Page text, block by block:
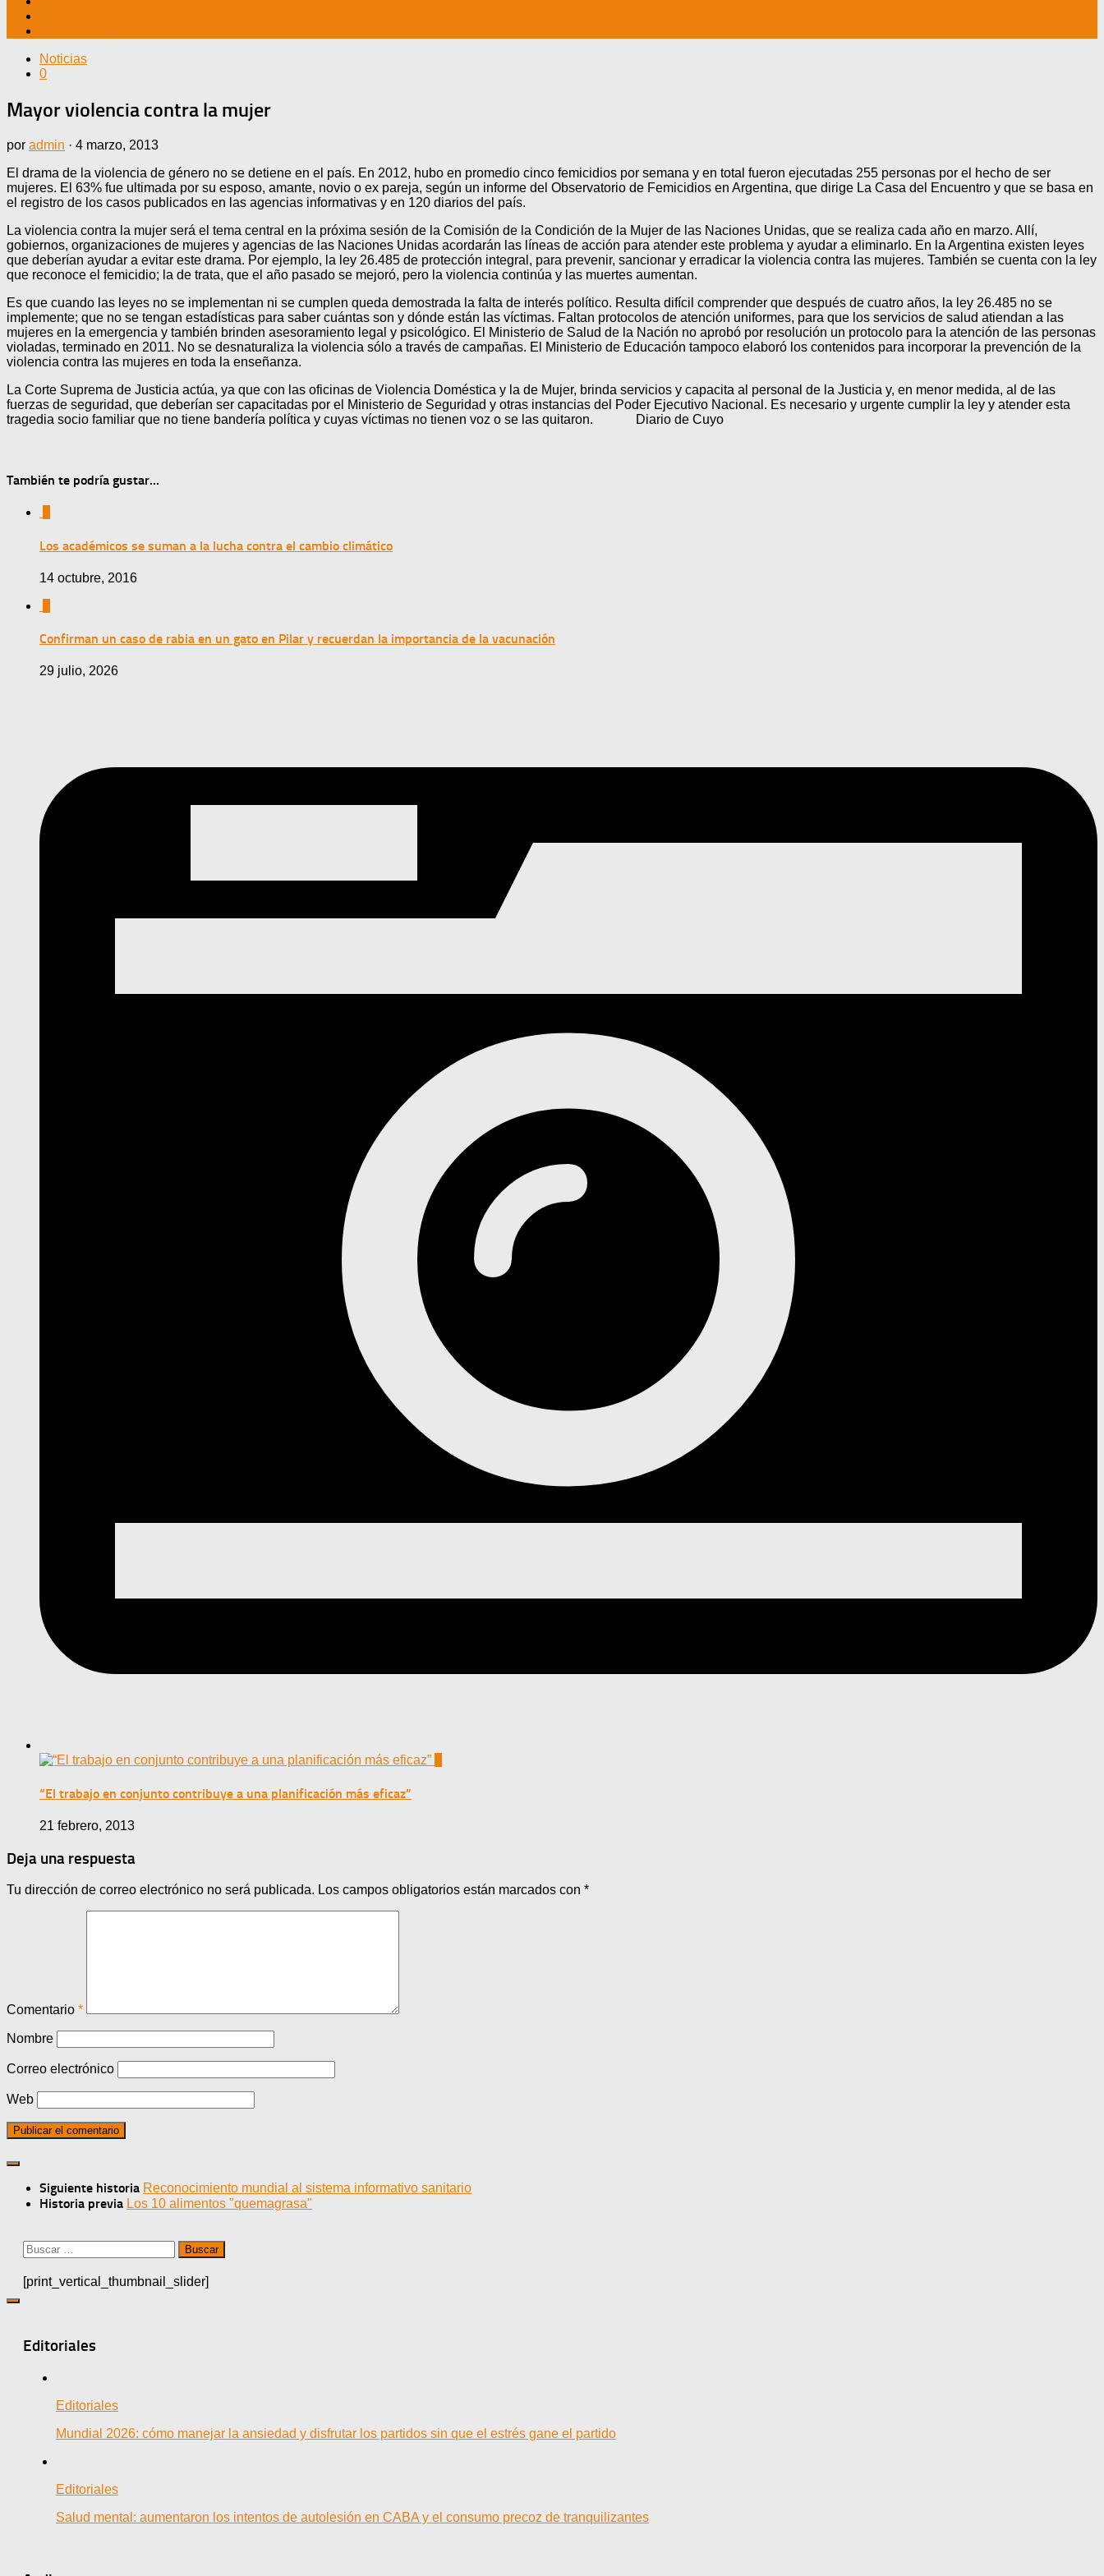
Noticias
0
Mayor violencia contra la mujer
por admin · 4 marzo, 2013
El drama de la violencia de género no se detiene en el país. En 2012, hubo en promedio cinco femicidios por semana y en total fueron ejecutadas 255 personas por el hecho de ser
mujeres. El 63% fue ultimada por su esposo, amante, novio o ex pareja, según un informe del Observatorio de Femicidios en Argentina, que dirige La Casa del Encuentro y que se basa en
el registro de los casos publicados en las agencias informativas y en 120 diarios del país.
La violencia contra la mujer será el tema central en la próxima sesión de la Comisión de la Condición de la Mujer de las Naciones Unidas, que se realiza cada año en marzo. Allí,
gobiernos, organizaciones de mujeres y agencias de las Naciones Unidas acordarán las líneas de acción para atender este problema y ayudar a eliminarlo. En la Argentina existen leyes
que deberían ayudar a evitar este drama. Por ejemplo, la ley 26.485 de protección integral, para prevenir, sancionar y erradicar la violencia contra las mujeres. También se cuenta con la ley
que reconoce el femicidio; la de trata, que el año pasado se mejoró, pero la violencia continúa y las muertes aumentan.
Es que cuando las leyes no se implementan ni se cumplen queda demostrada la falta de interés político. Resulta difícil comprender que después de cuatro años, la ley 26.485 no se
implemente; que no se tengan estadísticas para saber cuántas son y dónde están las víctimas. Faltan protocolos de atención uniformes, para que los servicios de salud atiendan a las
mujeres en la emergencia y también brinden asesoramiento legal y psicológico. El Ministerio de Salud de la Nación no aprobó por resolución un protocolo para la atención de las personas
violadas, terminado en 2011. No se desnaturaliza la violencia sólo a través de campañas. El Ministerio de Educación tampoco elaboró los contenidos para incorporar la prevención de la
violencia contra las mujeres en toda la enseñanza.
La Corte Suprema de Justicia actúa, ya que con las oficinas de Violencia Doméstica y la de Mujer, brinda servicios y capacita al personal de la Justicia y, en menor medida, al de las
fuerzas de seguridad, que deberían ser capacitadas por el Ministerio de Seguridad y otras instancias del Poder Ejecutivo Nacional. Es necesario y urgente cumplir la ley y atender esta
tragedia socio familiar que no tiene bandería política y cuyas víctimas no tienen voz o se las quitaron. Diario de Cuyo
También te podría gustar...
Los académicos se suman a la lucha contra el cambio climático
14 octubre, 2016
Confirman un caso de rabia en un gato en Pilar y recuerdan la importancia de la vacunación
29 julio, 2026
“El trabajo en conjunto contribuye a una planificación más eficaz”
21 febrero, 2013
Deja una respuesta
Tu dirección de correo electrónico no será publicada. Los campos obligatorios están marcados con *
Comentario *
Nombre
Correo electrónico
Web
Siguiente historia Reconocimiento mundial al sistema informativo sanitario
Historia previa Los 10 alimentos "quemagrasa"
Buscar:
[print_vertical_thumbnail_slider]
Editoriales
Editoriales
Mundial 2026: cómo manejar la ansiedad y disfrutar los partidos sin que el estrés gane el partido
Editoriales
Salud mental: aumentaron los intentos de autolesión en CABA y el consumo precoz de tranquilizantes